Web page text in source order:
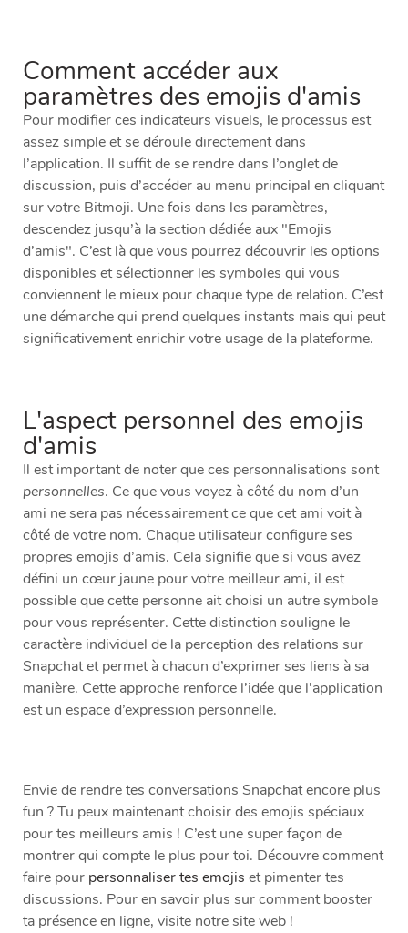
Comment accéder aux
paramètres des emojis d'amis
Pour modifier ces indicateurs visuels, le processus est
assez simple et se déroule directement dans
l’application. Il suffit de se rendre dans l’onglet de
discussion, puis d’accéder au menu principal en cliquant
sur votre Bitmoji. Une fois dans les paramètres,
descendez jusqu’à la section dédiée aux "Emojis
d’amis". C’est là que vous pourrez découvrir les options
disponibles et sélectionner les symboles qui vous
conviennent le mieux pour chaque type de relation. C’est
une démarche qui prend quelques instants mais qui peut
significativement enrichir votre usage de la plateforme.
L'aspect personnel des emojis
d'amis
Il est important de noter que ces personnalisations sont
personnelles. Ce que vous voyez à côté du nom d’un
ami ne sera pas nécessairement ce que cet ami voit à
côté de votre nom. Chaque utilisateur configure ses
propres emojis d’amis. Cela signifie que si vous avez
défini un cœur jaune pour votre meilleur ami, il est
possible que cette personne ait choisi un autre symbole
pour vous représenter. Cette distinction souligne le
caractère individuel de la perception des relations sur
Snapchat et permet à chacun d’exprimer ses liens à sa
manière. Cette approche renforce l’idée que l’application
est un espace d’expression personnelle.
Envie de rendre tes conversations Snapchat encore plus
fun ? Tu peux maintenant choisir des emojis spéciaux
pour tes meilleurs amis ! C’est une super façon de
montrer qui compte le plus pour toi. Découvre comment
faire pour personnaliser tes emojis et pimenter tes
discussions. Pour en savoir plus sur comment booster
ta présence en ligne, visite notre site web !